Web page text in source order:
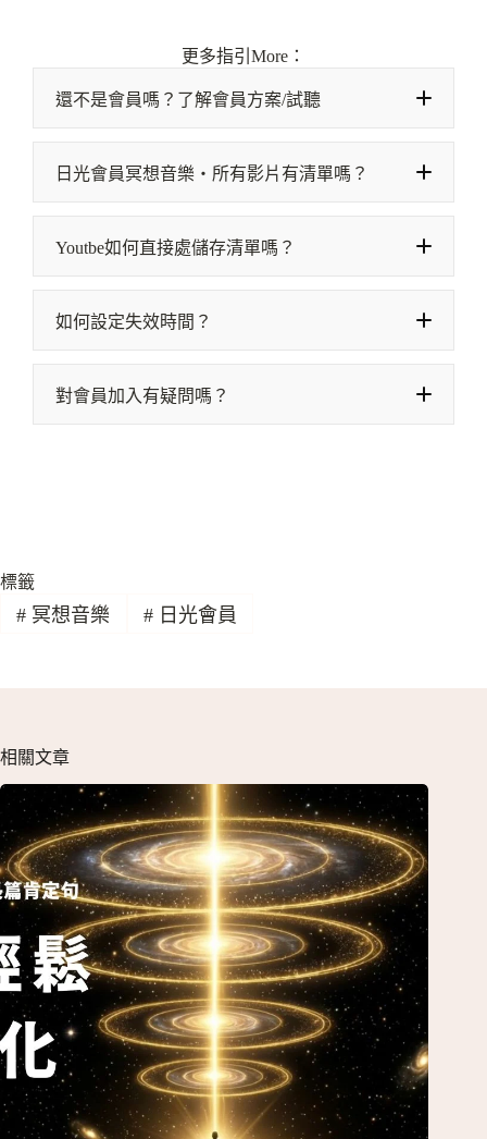
更多指引More：
還不是會員嗎？了解會員方案/試聽
了解會員與方案
日光會員‧試聽‧清單
日光會員冥想音樂‧所有影片有清單嗎？
亞蒂絲頻道
⭐星光睡眠療癒（全）
Youtbe如何直接處儲存清單嗎？
觀看操作方式
如何設定失效時間？
觀看操作方式
對會員加入有疑問嗎？
標籤
# 冥想音樂 #日光會員
相關文章